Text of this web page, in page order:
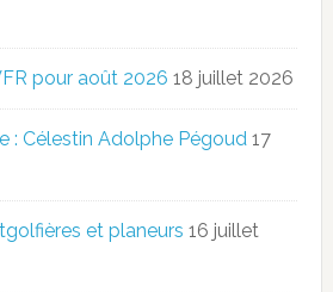
pour août 2026 18 juillet 2026
: Célestin Adolphe Pégoud 17
et planeurs 16 juillet